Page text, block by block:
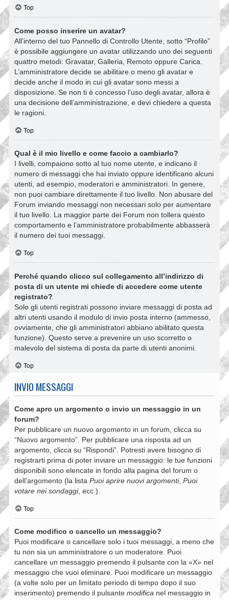
Top
Come posso inserire un avatar?
All’interno del tuo Pannello di Controllo Utente, sotto “Profilo”
è possibile aggiungere un avatar utilizzando uno dei seguenti
quattro metodi: Gravatar, Galleria, Remoto oppure Carica.
L’amministratore decide se abilitare o meno gli avatar e
decide anche il modo in cui gli avatar sono messi a
disposizione. Se non ti è concesso l’uso degli avatar, allora è
una decisione dell’amministrazione, e devi chiedere a questa
le ragioni.
Top
Qual è il mio livello e come faccio a cambiarlo?
I livelli, compaiono sotto al tuo nome utente, e indicano il
numero di messaggi che hai inviato oppure identificano alcuni
utenti, ad esempio, moderatori e amministratori. In genere,
non puoi cambiare direttamente il tuo livello. Non abusare del
Forum inviando messaggi non necessari solo per aumentare
il tuo livello. La maggior parte dei Forum non tollera questo
comportamento e l’amministratore probabilmente abbasserà
il numero dei tuoi messaggi.
Top
Perché quando clicco sul collegamento all’indirizzo di
posta di un utente mi chiede di accedere come utente
registrato?
Solo gli utenti registrati possono inviare messaggi di posta ad
altri utenti usando il modulo di invio posta interno (ammesso,
ovviamente, che gli amministratori abbiano abilitato questa
funzione). Questo serve a prevenire un uso scorretto o
malevolo del sistema di posta da parte di utenti anonimi.
Top
INVIO MESSAGGI
Come apro un argomento o invio un messaggio in un
forum?
Per pubblicare un nuovo argomento in un forum, clicca su
“Nuovo argomento”. Per pubblicare una risposta ad un
argomento, clicca su “Rispondi”. Potresti avere bisogno di
registrarti prima di poter inviare un messaggio: le tue funzioni
disponibili sono elencate in fondo alla pagina del forum o
dell’argomento (la lista Puoi aprire nuovi argomenti, Puoi
votare nei sondaggi, ecc.).
Top
Come modifico o cancello un messaggio?
Puoi modificare o cancellare solo i tuoi messaggi, a meno che
tu non sia un amministratore o un moderatore. Puoi
cancellare un messaggio premendo il pulsante con la «X» nel
messaggio che vuoi eliminare. Puoi modificare un messaggio
(a volte solo per un limitato periodo di tempo dopo il suo
inserimento) premendo il pulsante modifica nel messaggio in